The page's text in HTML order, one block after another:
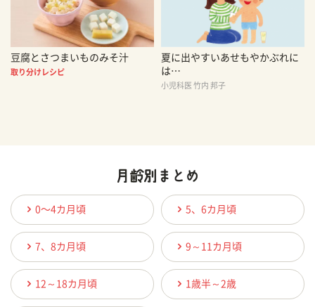
豆腐とさつまいものみそ汁
取り分けレシピ
夏に出やすいあせもやかぶれに
は…
小児科医 竹内 邦子
0〜4カ月頃 5、6カ月頃
7、8カ月頃 9～11カ月頃
12～18カ月頃 1歳半～2歳